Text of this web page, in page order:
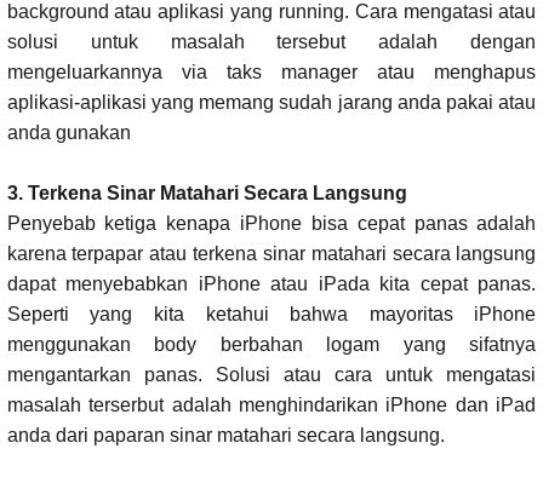
background atau aplikasi yang running. Cara mengatasi atau
solusi untuk masalah tersebut adalah dengan
mengeluarkannya via taks manager atau menghapus
aplikasi-aplikasi yang memang sudah jarang anda pakai atau
anda gunakan
3. Terkena Sinar Matahari Secara Langsung
Penyebab ketiga kenapa iPhone bisa cepat panas adalah
karena terpapar atau terkena sinar matahari secara langsung
dapat menyebabkan iPhone atau iPada kita cepat panas.
Seperti yang kita ketahui bahwa mayoritas iPhone
menggunakan body berbahan logam yang sifatnya
mengantarkan panas. Solusi atau cara untuk mengatasi
masalah terserbut adalah menghindarikan iPhone dan iPad
anda dari paparan sinar matahari secara langsung.